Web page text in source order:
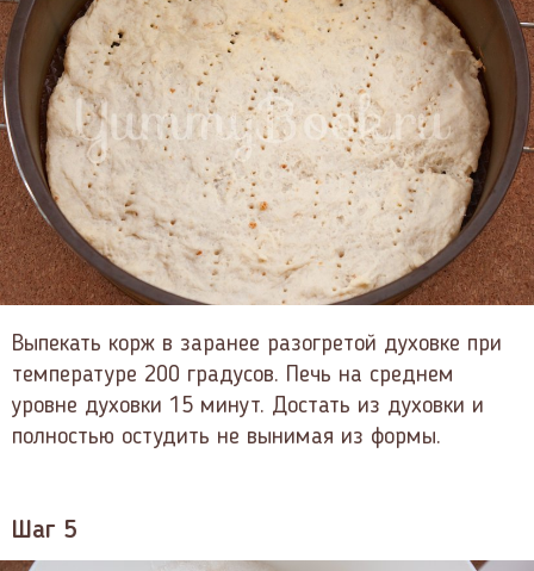
Выпекать корж в заранее разогретой духовке при
температуре 200 градусов. Печь на среднем
уровне духовки 15 минут. Достать из духовки и
полностью остудить не вынимая из формы.
Шаг 5